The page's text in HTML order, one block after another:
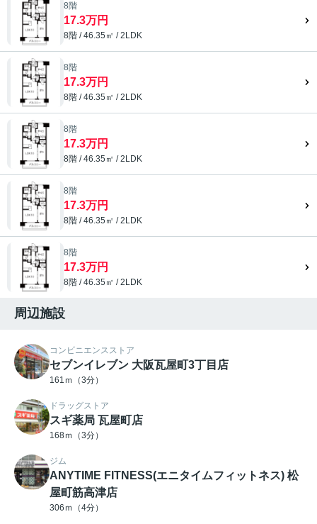
8階
17.3万円
8階 / 46.35㎡ / 2LDK
8階
17.3万円
8階 / 46.35㎡ / 2LDK
8階
17.3万円
8階 / 46.35㎡ / 2LDK
8階
17.3万円
8階 / 46.35㎡ / 2LDK
8階
17.3万円
8階 / 46.35㎡ / 2LDK
周辺施設
コンビニエンスストア
セブンイレブン 大阪瓦屋町3丁目店
161ｍ（3分）
ドラッグストア
スギ薬局 瓦屋町店
168ｍ（3分）
ジム
ANYTIME FITNESS(エニタイムフィットネス) 松
屋町筋高津店
306ｍ（4分）